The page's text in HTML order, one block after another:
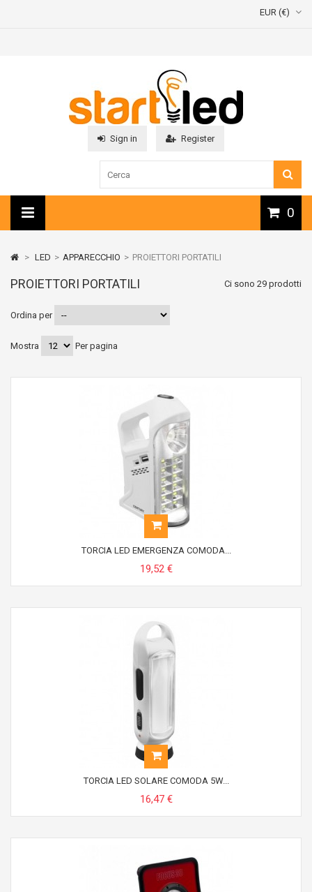
EUR (€)
Sign in Register
0
> LED > APPARECCHIO > PROIETTORI PORTATILI
PROIETTORI PORTATILI Ci sono 29 prodotti
Ordina per
Mostra Per pagina
TORCIA LED EMERGENZA COMODA...
19,52 €
TORCIA LED SOLARE COMODA 5W...
16,47 €